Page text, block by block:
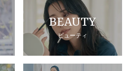
BEAUTY
ビューティ